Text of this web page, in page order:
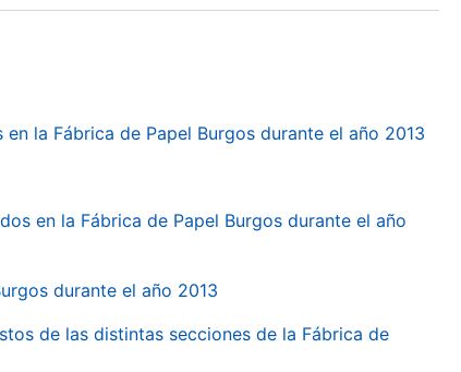
la Fábrica de Papel Burgos durante el año 2013
en la Fábrica de Papel Burgos durante el año
durante el año 2013
de las distintas secciones de la Fábrica de